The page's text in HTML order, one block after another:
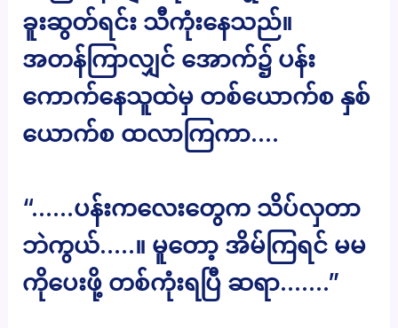
ခူးဆွတ်ရင်း သီကုံးနေသည်။
အတန်ကြာလျှင် အောက်၌ ပန်း
ကောက်နေသူထဲမှ တစ်ယောက်စ နှစ်
ယောက်စ ထလာကြကာ….
“……ပန်းကလေးတွေက သိပ်လှတာ
ဘဲကွယ်…..။ မူတော့ အိမ်ကြရင် မမ
ကိုပေးဖို့ တစ်ကုံးရပြီ ဆရာ…….”